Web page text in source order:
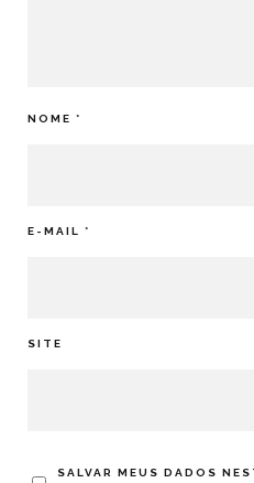
NOME *
E-MAIL *
SITE
SALVAR MEUS DADOS